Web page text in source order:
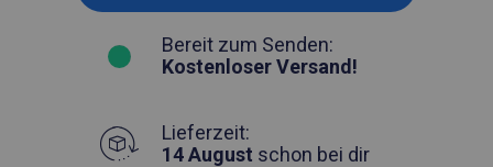
Bereit zum Senden:
Kostenloser Versand!
Lieferzeit:
14 August schon bei dir